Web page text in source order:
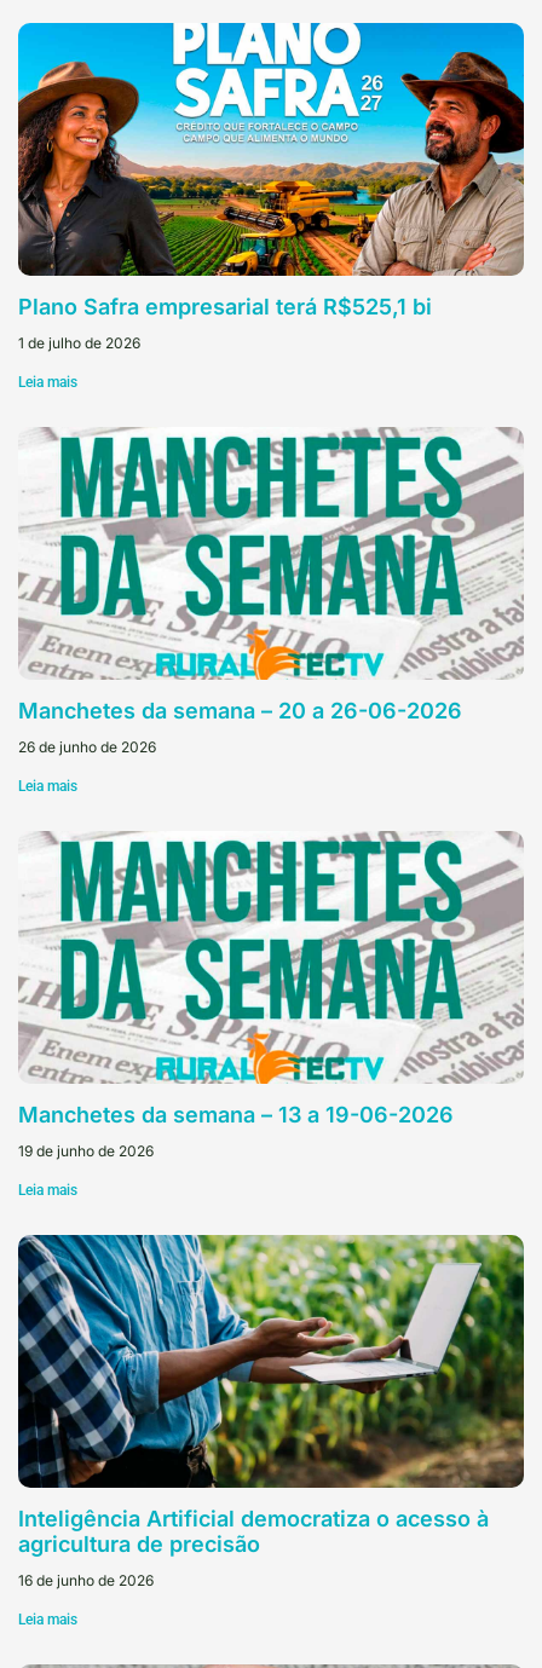
Plano Safra empresarial terá R$525,1 bi
1 de julho de 2026
Leia mais
Manchetes da semana – 20 a 26-06-2026
26 de junho de 2026
Leia mais
Manchetes da semana – 13 a 19-06-2026
19 de junho de 2026
Leia mais
Inteligência Artificial democratiza o acesso à
agricultura de precisão
16 de junho de 2026
Leia mais